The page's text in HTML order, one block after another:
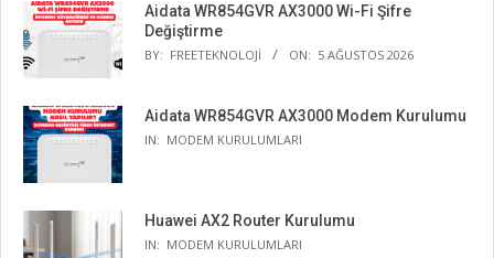
Aidata WR854GVR AX3000 Wi-Fi Şifre
Değiştirme
BY: FREETEKNOLOJI ON: 5 AĞUSTOS 2026
Aidata WR854GVR AX3000 Modem Kurulumu
IN: MODEM KURULUMLARI
Huawei AX2 Router Kurulumu
IN: MODEM KURULUMLARI